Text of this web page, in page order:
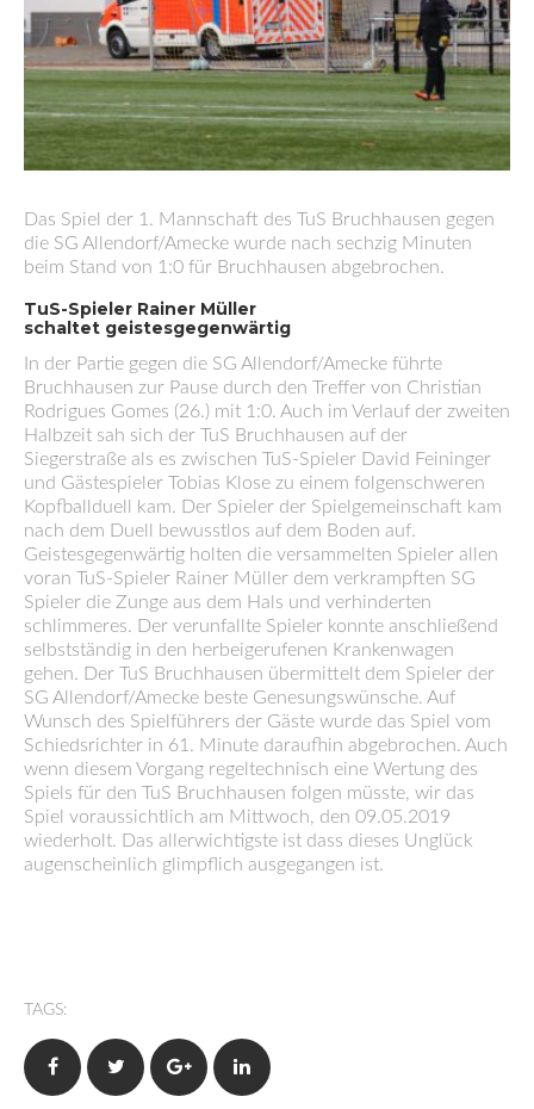
Das Spiel der 1. Mannschaft des TuS Bruchhausen gegen
die SG Allendorf/Amecke wurde nach sechzig Minuten
beim Stand von 1:0 für Bruchhausen abgebrochen.
TuS-Spieler Rainer Müller
schaltet geistesgegenwärtig
In der Partie gegen die SG Allendorf/Amecke führte
Bruchhausen zur Pause durch den Treffer von Christian
Rodrigues Gomes (26.) mit 1:0. Auch im Verlauf der zweiten
Halbzeit sah sich der TuS Bruchhausen auf der
Siegerstraße als es zwischen TuS-Spieler David Feininger
und Gästespieler Tobias Klose zu einem folgenschweren
Kopfballduell kam. Der Spieler der Spielgemeinschaft kam
nach dem Duell bewusstlos auf dem Boden auf.
Geistesgegenwärtig holten die versammelten Spieler allen
voran TuS-Spieler Rainer Müller dem verkrampften SG
Spieler die Zunge aus dem Hals und verhinderten
schlimmeres. Der verunfallte Spieler konnte anschließend
selbstständig in den herbeigerufenen Krankenwagen
gehen. Der TuS Bruchhausen übermittelt dem Spieler der
SG Allendorf/Amecke beste Genesungswünsche. Auf
Wunsch des Spielführers der Gäste wurde das Spiel vom
Schiedsrichter in 61. Minute daraufhin abgebrochen. Auch
wenn diesem Vorgang regeltechnisch eine Wertung des
Spiels für den TuS Bruchhausen folgen müsste, wir das
Spiel voraussichtlich am Mittwoch, den 09.05.2019
wiederholt. Das allerwichtigste ist dass dieses Unglück
augenscheinlich glimpflich ausgegangen ist.
TAGS:
FacebookTwitter Google+LinkedIn